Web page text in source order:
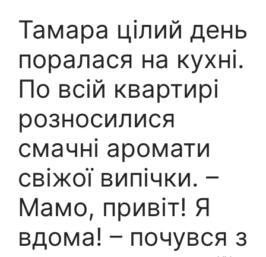
Тамара цілий день
поралася на кухні.
По всій квартирі
розносилися
смачні аромати
свіжої випічки. –
Мамо, привіт! Я
вдома! – почувся з